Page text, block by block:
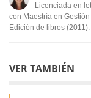
Otro
Licenciada en
con Maestría en
Edición de libros (2011).
VER TAMBIÉN